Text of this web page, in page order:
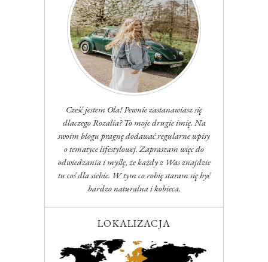
Cześć jestem Ola! Pewnie zastanawiasz się
dlaczego Rozalia? To moje drugie imię. Na
swoim blogu pragnę dodawać regularne wpisy
o tematyce lifestylowej. Zapraszam więc do
odwiedzania i myślę, że każdy z Was znajdzie
tu coś dla siebie. W tym co robię staram się być
bardzo naturalna i kobieca.
LOKALIZACJA